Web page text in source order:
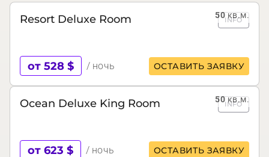
50кв.м.
Resort Deluxe Room INFO
от 528 $ / ночь ОСТАВИТЬ ЗАЯВКУ
50кв.м.
Ocean Deluxe King Room INFO
от 623 $ / ночь ОСТАВИТЬ ЗАЯВКУ